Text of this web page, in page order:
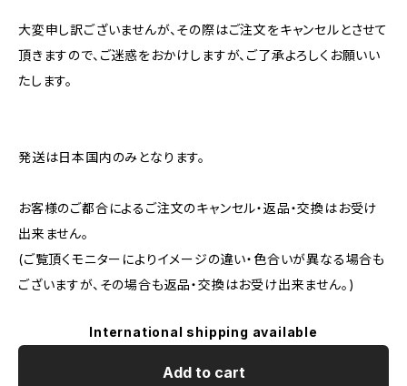
大変申し訳ございませんが、その際はご注文をキャンセルとさせて
頂きますので、ご迷惑をおかけしますが、ご了承よろしくお願いい
たします。
発送は日本国内のみとなります。
お客様のご都合によるご注文のキャンセル・返品・交換はお受け
出来ません。
(ご覧頂くモニターによりイメージの違い・色合いが異なる場合も
ございますが、その場合も返品・交換はお受け出来ません。)
International shipping available
Add to cart